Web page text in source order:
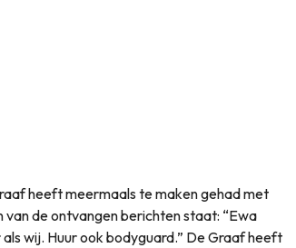
heeft meermaals te maken gehad met
de ontvangen berichten staat: “Ewa
wij. Huur ook bodyguard.” De Graaf heeft